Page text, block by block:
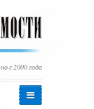
с 2000 года